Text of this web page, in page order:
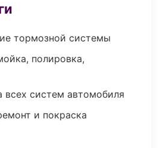
тормозной системы
полировка,
всех систем автомобиля
и покраска